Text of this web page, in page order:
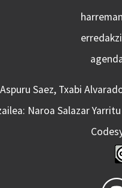
Saez, Txabi
Naroa Salazar